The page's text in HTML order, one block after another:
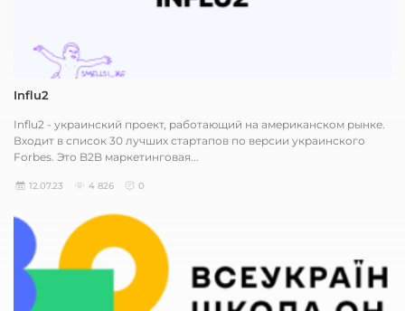
Influ2
Influ2 - украинский проект, работающий на американском рынке.
Входит в список 30 лучших стартапов по версии украинского
Forbes. Это B2B маркетинговая...
12.07.23 4 826 0